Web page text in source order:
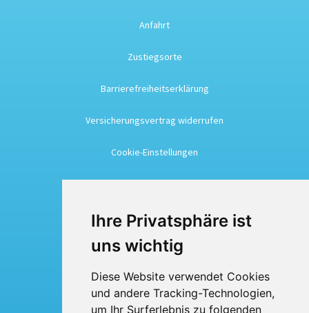
Ihre Privatsphäre ist
uns wichtig
Diese Website verwendet Cookies
und andere Tracking-Technologien,
um Ihr Surferlebnis zu folgenden
Anfahrt
Zustiegsorte
Barrierefreiheitserklärung
Versicherungsvertrag widerrufen
Cookie-Einstellungen
Busmiete
Über uns